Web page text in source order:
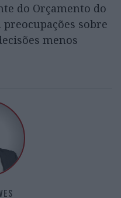
do Orçamento do
sobre
menos